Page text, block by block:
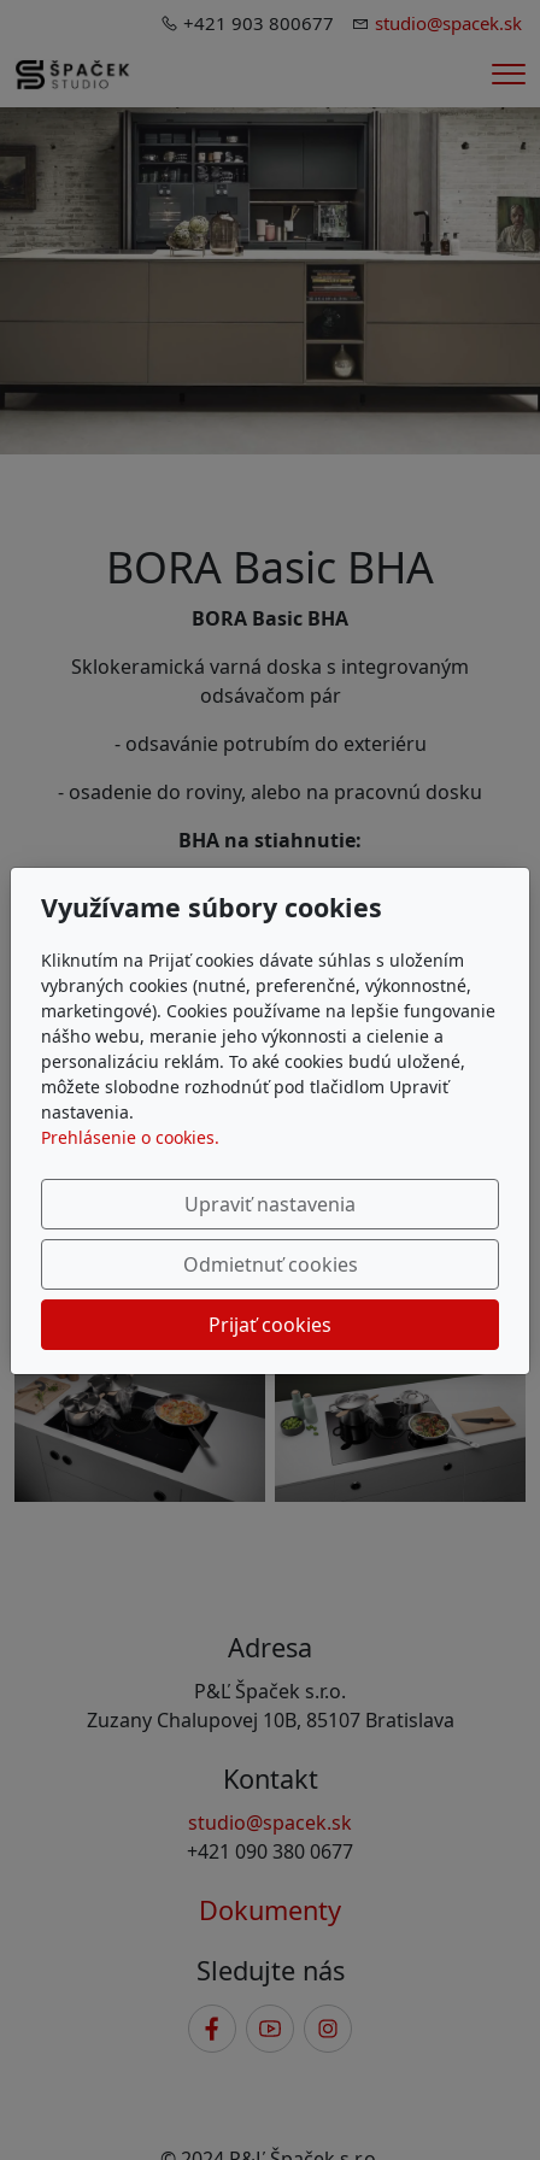
+421 903 800677 studio@spacek.sk
BORA Basic BHA
BORA Basic BHA
Sklokeramická varná doska s integrovaným
odsávačom pár
- odsavánie potrubím do exteriéru
- osadenie do roviny, alebo na pracovnú dosku
BHA na stiahnutie:
Energetický dátovy list
Energetický štítok (odsávanie do exteriéru)
Pre akékoľvek informácie nás prosím kontaktujte
Adresa
P&Ľ Špaček s.r.o.
Zuzany Chalupovej 10B, 85107 Bratislava
Kontakt
studio@spacek.sk
+421 090 380 0677
Dokumenty
Sledujte nás
Využívame súbory cookies
Kliknutím na Prijať cookies dávate súhlas s uložením
vybraných cookies (nutné, preferenčné, výkonnostné,
marketingové). Cookies používame na lepšie fungovanie
nášho webu, meranie jeho výkonnosti a cielenie a
personalizáciu reklám. To aké cookies budú uložené,
môžete slobodne rozhodnúť pod tlačidlom Upraviť
nastavenia.
Prehlásenie o cookies.
Upraviť nastavenia
Odmietnuť cookies
Prijať cookies